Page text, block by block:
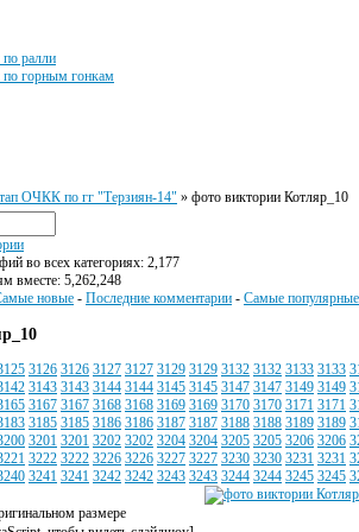
ралли
горным гонкам
ОЧКК по гг "Терзиян-14" » фото виктории Котляр_10
во всех категориях: 2,177
вместе: 5,262,248
новые - Последние комментарии - Самые популярные
3126 3126 3127 3127 3129 3129 3132 3132 3133 3133
3143 3143 3144 3144 3145 3145 3147 3147 3149 3149
3167 3167 3168 3168 3169 3169 3170 3170 3171 3171
3185 3185 3186 3186 3187 3187 3188 3188 3189 3189
3201 3201 3202 3202 3204 3204 3205 3205 3206 3206
3222 3222 3226 3226 3227 3227 3230 3230 3231 3231
3241 3241 3242 3242 3243 3243 3244 3244 3245 3245